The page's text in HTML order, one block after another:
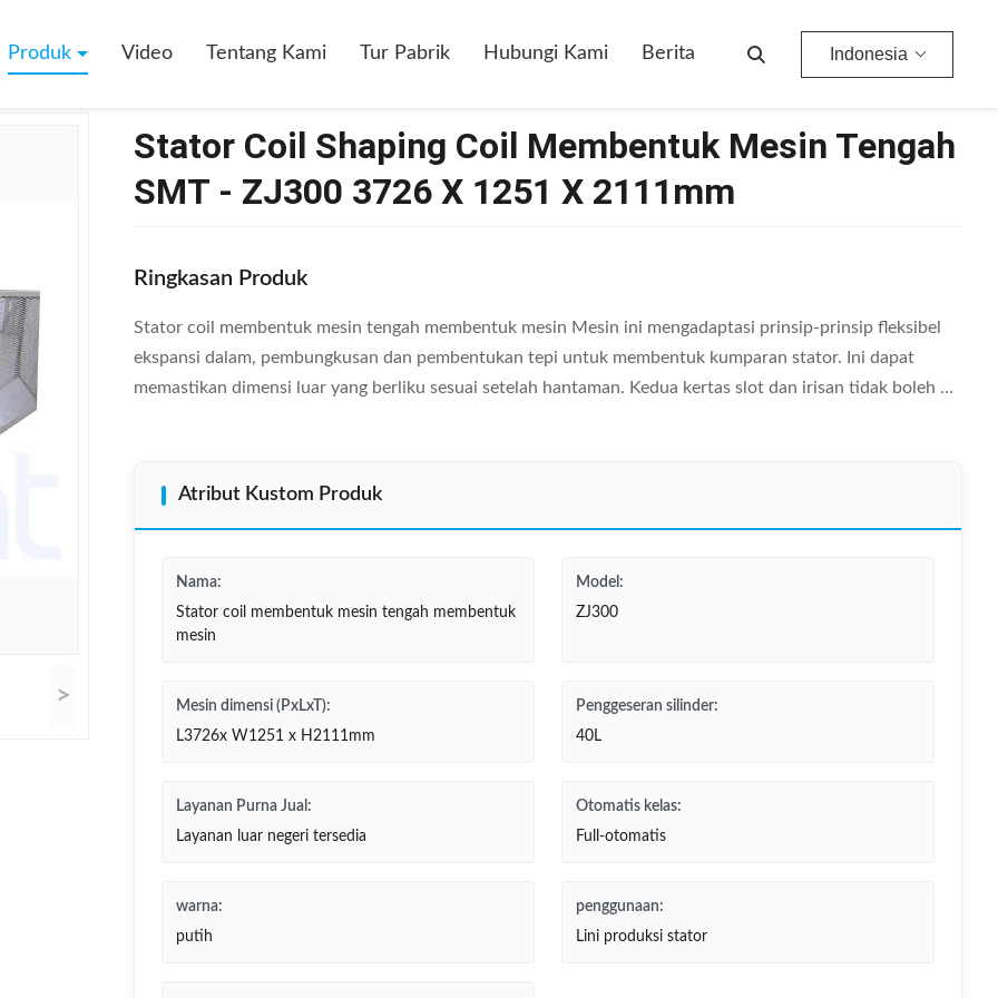
Produk Video Tentang Kami Tur Pabrik Hubungi Kami Berita Indonesia
>
Stator Coil Shaping Coil Membentuk Mesin Tengah
SMT - ZJ300 3726 X 1251 X 2111mm
Ringkasan Produk
Stator coil membentuk mesin tengah membentuk mesin Mesin ini mengadaptasi prinsip-prinsip fleksibel
ekspansi dalam, pembungkusan dan pembentukan tepi untuk membentuk kumparan stator. Ini dapat
memastikan dimensi luar yang berliku sesuai setelah hantaman. Kedua kertas slot dan irisan tidak boleh ...
Atribut Kustom Produk
Nama:
Stator coil membentuk mesin tengah membentuk
mesin
Model:
ZJ300
Mesin dimensi (PxLxT):
L3726x W1251 x H2111mm
Penggeseran silinder:
40L
Layanan Purna Jual:
Layanan luar negeri tersedia
Otomatis kelas:
Full-otomatis
warna:
putih
penggunaan:
Lini produksi stator